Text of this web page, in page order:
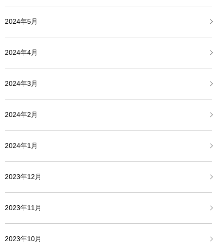
2024年5月
2024年4月
2024年3月
2024年2月
2024年1月
2023年12月
2023年11月
2023年10月